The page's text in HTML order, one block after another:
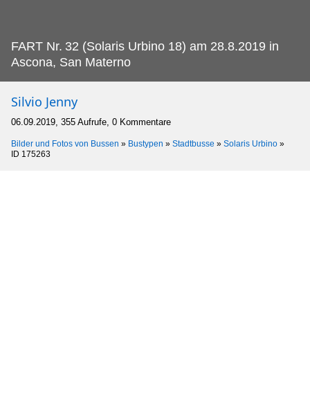
FART Nr. 32 (Solaris Urbino 18) am 28.8.2019 in
Ascona, San Materno
Silvio Jenny
06.09.2019, 355 Aufrufe, 0 Kommentare
Bilder und Fotos von Bussen » Bustypen » Stadtbusse » Solaris Urbino »
ID 175263